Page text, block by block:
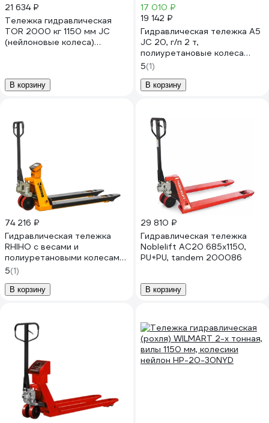
21 634 ₽
Тележка гидравлическая
TOR 2000 кг 1150 мм JC
(нейлоновые колеса)
В корзину
17 010 ₽
19 142 ₽
Гидравлическая тележка А5
JC 20, г/п 2 т,
полиуретановые колеса
1000172
5(1)
В корзину
74 216 ₽
Гидравлическая тележка
RHIHO с весами и
полиуретановыми колесами
SE 2SE
5(1)
В корзину
29 810 ₽
Гидравлическая тележка
Noblelift AC20 685x1150,
PU+PU, tandem 200086
В корзину